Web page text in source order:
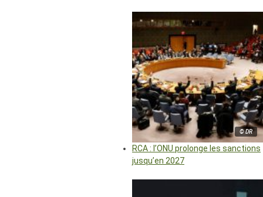
© DR
RCA : l’ONU prolonge les sanctions
jusqu’en 2027